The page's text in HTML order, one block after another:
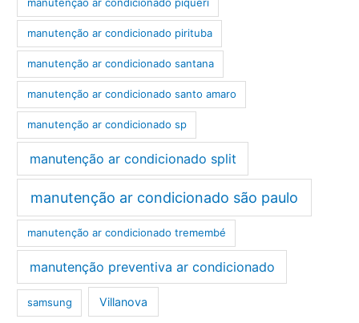
manutenção ar condicionado piqueri
manutenção ar condicionado pirituba
manutenção ar condicionado santana
manutenção ar condicionado santo amaro
manutenção ar condicionado sp
manutenção ar condicionado split
manutenção ar condicionado são paulo
manutenção ar condicionado tremembé
manutenção preventiva ar condicionado
samsung Villanova